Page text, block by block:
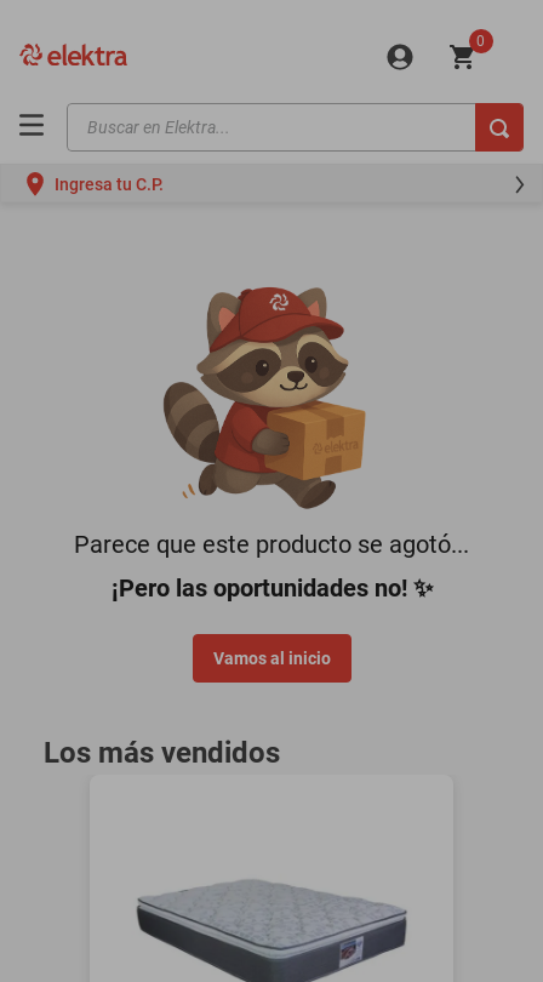
0
Buscar en Elektra...
Ingresa tu C.P.
Parece que este producto se agotó...
¡Pero las oportunidades no! ✨
Vamos al inicio
Los más vendidos
motos
oppo
minisplit